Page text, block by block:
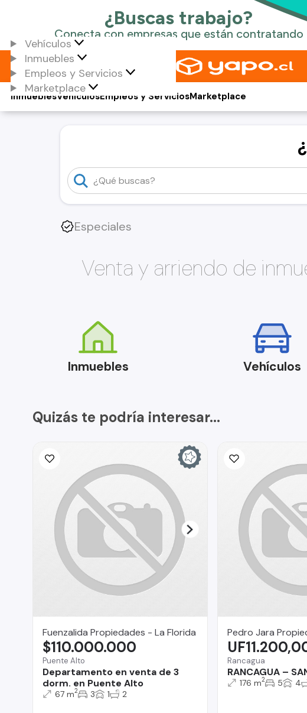
Vehículos
Inmuebles
Empleos y Servicios
Marketplace
Vehículos
Inmuebles Empleos y ServiciosMarketplace
Especiales
Venta y arriendo de
Inmuebles Vehículos
Quizás te podría interesar...
Fuenzalida Propiedades - La Florida
Puente Alto
Departamento en venta de 3
dorm. en Puente Alto
$110.000.000
67 m2 3 1 2
Pedro Jara
Rancagua
RANCAGUA –
176 m2 5 4